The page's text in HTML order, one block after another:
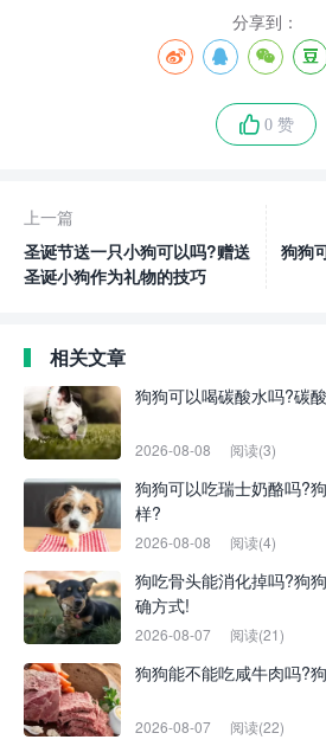
分享到：
0 赞
上一篇
圣诞节送一只小狗可以吗?赠送
圣诞小狗作为礼物的技巧
狗狗
相关文章
狗狗可以喝碳酸水吗?碳
2026-08-08 阅读(3)
狗狗可以吃瑞士奶酪吗?
样?
2026-08-08 阅读(4)
狗吃骨头能消化掉吗?狗
确方式!
2026-08-07 阅读(21)
狗狗能不能吃咸牛肉吗?
2026-08-07 阅读(22)